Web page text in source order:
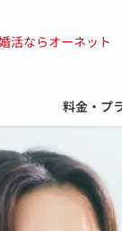
活ならオーネット
料金・プ